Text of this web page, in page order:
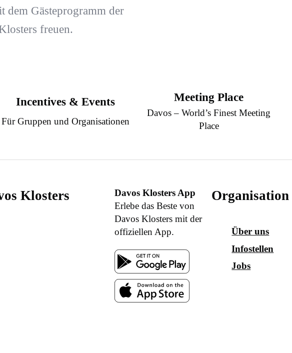
dem Gästeprogramm der
freuen.
Incentives & Events
Für Gruppen und Organisationen
Meeting Place
Davos – World’s Finest Meeting
Place
Klosters
Davos Klosters App
Erlebe das Beste von
Davos Klosters mit der
offiziellen App.
Organisation
Über uns
Infostellen
Jobs